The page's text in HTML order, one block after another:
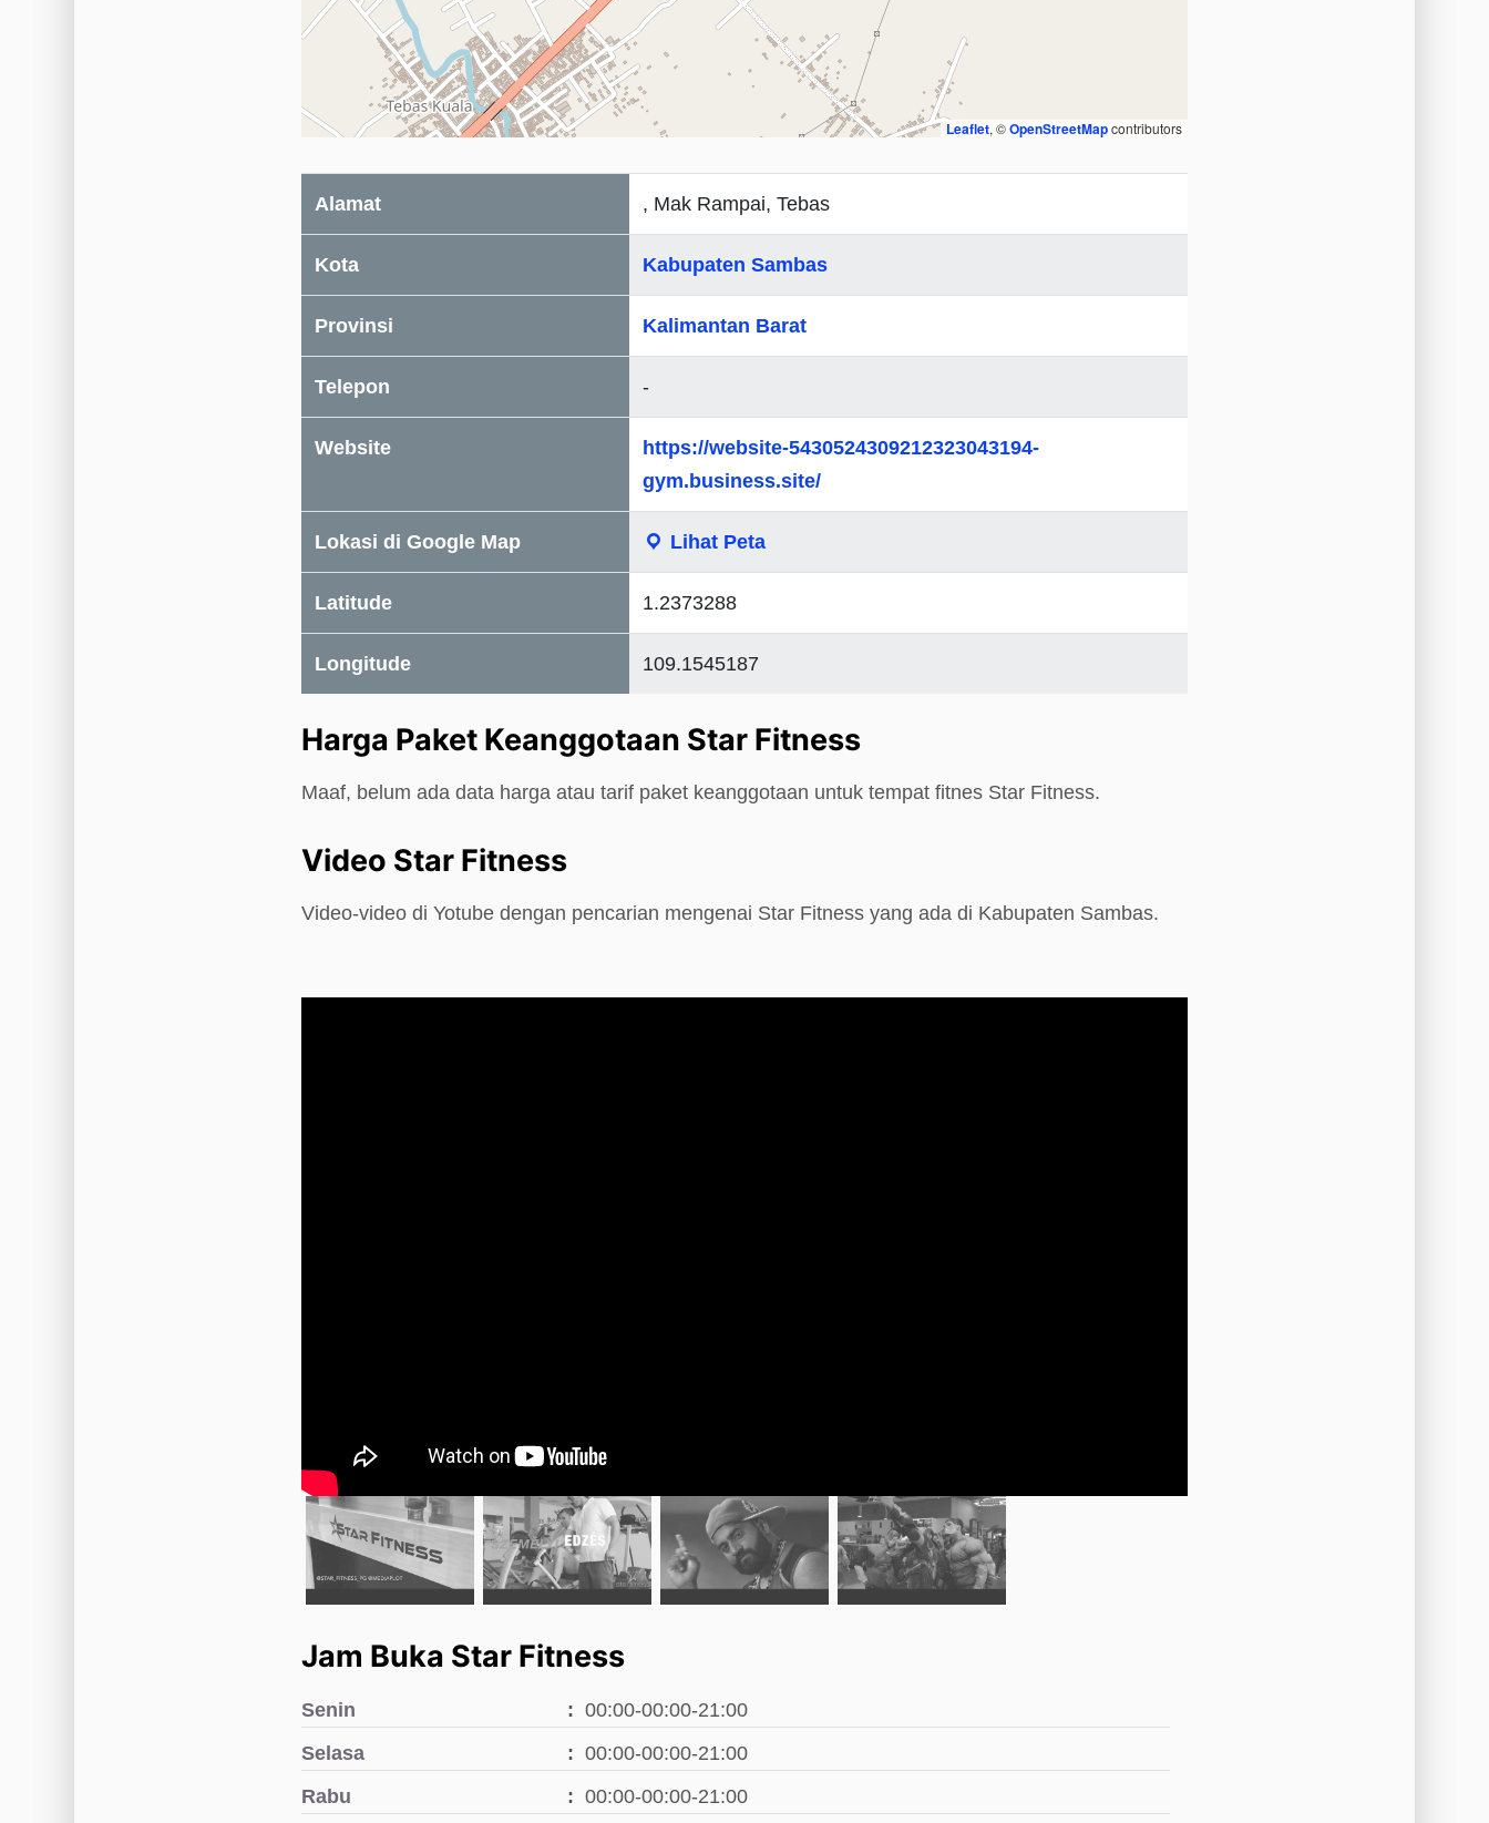
Leaflet, ©OpenStreetMapcontributors
Alamat , Mak Rampai, Tebas
Kota Kabupaten Sambas
Provinsi Kalimantan Barat
Telepon -
Website
https://website-5430524309212323043194-
gym.business.site/
Lokasi di Google Map Lihat Peta
Latitude 1.2373288
Longitude 109.1545187
Harga Paket Keanggotaan Star Fitness
Maaf, belum ada data harga atau tarif paket keanggotaan untuk tempat fitnes Star Fitness.
Video Star Fitness
Video-video di Yotube dengan pencarian mengenai Star Fitness yang ada di Kabupaten Sambas.
Jam Buka Star Fitness
Senin
00:00-00:00-21:00
Selasa
00:00-00:00-21:00
Rabu
00:00-00:00-21:00